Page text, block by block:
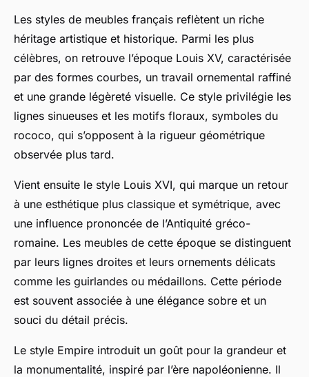
Les styles de meubles français reflètent un riche
héritage artistique et historique. Parmi les plus
célèbres, on retrouve l’époque Louis XV, caractérisée
par des formes courbes, un travail ornemental raffiné
et une grande légèreté visuelle. Ce style privilégie les
lignes sinueuses et les motifs floraux, symboles du
rococo, qui s’opposent à la rigueur géométrique
observée plus tard.
Vient ensuite le style Louis XVI, qui marque un retour
à une esthétique plus classique et symétrique, avec
une influence prononcée de l’Antiquité gréco-
romaine. Les meubles de cette époque se distinguent
par leurs lignes droites et leurs ornements délicats
comme les guirlandes ou médaillons. Cette période
est souvent associée à une élégance sobre et un
souci du détail précis.
Le style Empire introduit un goût pour la grandeur et
la monumentalité, inspiré par l’ère napoléonienne. Il